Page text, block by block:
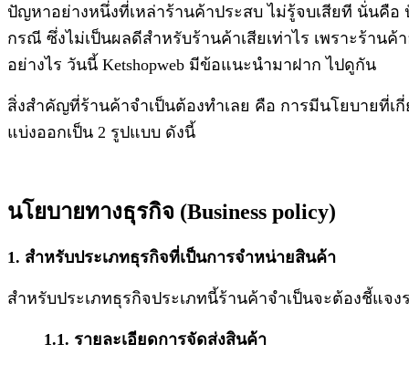
ปัญหาอย่างหนึ่งที่เหล่าร้านค้าประสบ ไม่รู้จบเสียที นั่นคื
กรณี ซึ่งไม่เป็นผลดีสำหรับร้านค้าเสียเท่าไร เพราะร้านค้
อย่างไร วันนี้ Ketshopweb มีข้อแนะนำมาฝาก ไปดูกัน
สิ่งสำคัญที่ร้านค้าจำเป็นต้องทำเลย คือ การมีนโยบายที่
แบ่งออกเป็น 2 รูปแบบ ดังนี้
นโยบายทางธุรกิจ (Business policy)
1. สำหรับประเภทธุรกิจที่เป็นการจำหน่ายสินค้า
สำหรับประเภทธุรกิจประเภทนี้ร้านค้าจำเป็นจะต้องชี้แจ
1.1. รายละเอียดการจัดส่งสินค้า